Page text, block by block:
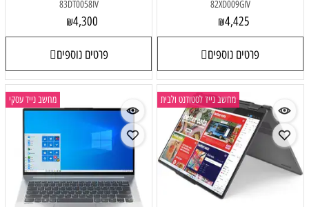
82XD009GIV
₪4,425
פרטים נוספים
83DT0058IV
₪4,300
פרטים נוספים
מחשב נייד לסטודנט ולבית מחשב נייד עסקי